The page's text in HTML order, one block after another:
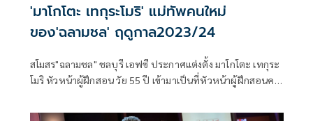
'มาโกโตะ เทกุระโมริ' แม่ทัพคนใหม่
ของ'ฉลามชล' ฤดูกาล2023/24
สโมสร"ฉลามชล" ชลบุรี เอฟซี ประกาศแต่งตั้ง มาโกโตะ เทกุระ
โมริ หัวหน้าผู้ฝึกสอน วัย 55 ปี เข้ามาเป็นที่หัวหน้าผู้ฝึกสอนคน
ฟุตบอลในทุกรายการตลอดการแข่งขัน ในฤดูกาล 2023/24 ที่